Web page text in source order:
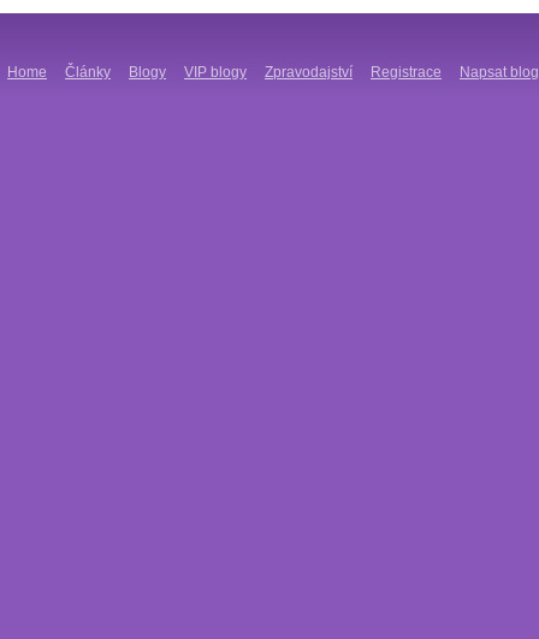
Home Články Blogy VIP blogy Zpravodajství Registrace Napsat blog